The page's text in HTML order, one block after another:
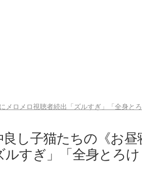
メロメロ視聴者続出「ズルすぎ」「全身と
し子猫たちの《お昼
すぎ」「全身とろけ